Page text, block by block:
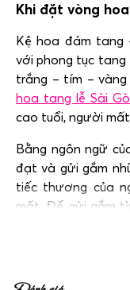
Khi đặt vòng
Kệ hoa đám tang
với phong tục tang
trắng – tím –
hoa tang lễ Sài
cao tuổi, người
Bằng ngôn ngữ
đạt và gửi gắm
tiếc thương của
mất. Để gửi gắm